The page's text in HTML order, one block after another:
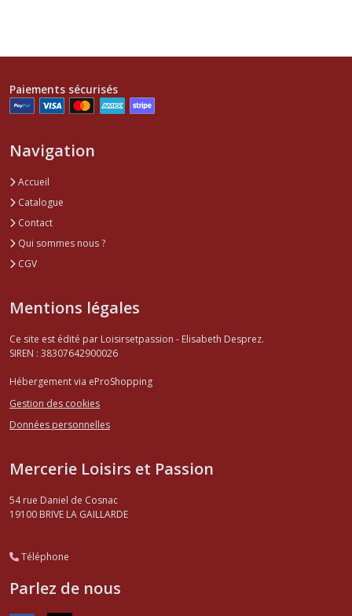
Paiements sécurisés
Navigation
Accueil
Catalogue
Contact
Qui sommes nous ?
CGV
Mentions légales
Ce site est édité par Loisirsetpassion - Elisabeth Desprez.
SIREN : 38307642900026
Hébergement via eProShopping
Gestion des cookies
Données personnelles
Mercerie Loisirs et Passion
54 rue Daniel de Cosnac
19100 BRIVE LA GAILLARDE
Téléphone
Parlez de nous